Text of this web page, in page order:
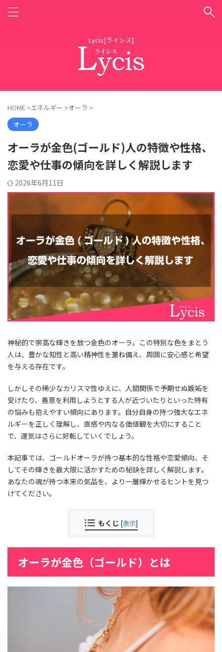
Lycis[ライシス]
HOME >エネルギー >オーラ >
オーラ
オーラが金色(ゴールド)人の特徴や性格、
恋愛や仕事の傾向を詳しく解説します
2026年6月11日
神秘的で崇高な輝きを放つ金色のオーラ。この特別な色をまとう
人は、豊かな知性と高い精神性を兼ね備え、周囲に安心感と希望
を与える存在です。
しかしその稀少なカリスマ性ゆえに、人間関係で予期せぬ嫉妬を
受けたり、善意を利用しようとする人が近づいたりといった特有
の悩みも抱えやすい傾向にあります。自分自身の持つ強大なエネ
ルギーを正しく理解し、直感や内なる価値観を大切にすること
で、運気はさらに好転していくでしょう。
本記事では、ゴールドオーラが持つ基本的な性格や恋愛傾向、そ
してその輝きを最大限に活かすための秘訣を詳しく解説します。
あなたの魂が持つ本来の気品を、より一層輝かせるヒントを見つ
けてください。
もくじ [表示]
オーラが金色（ゴールド）とは